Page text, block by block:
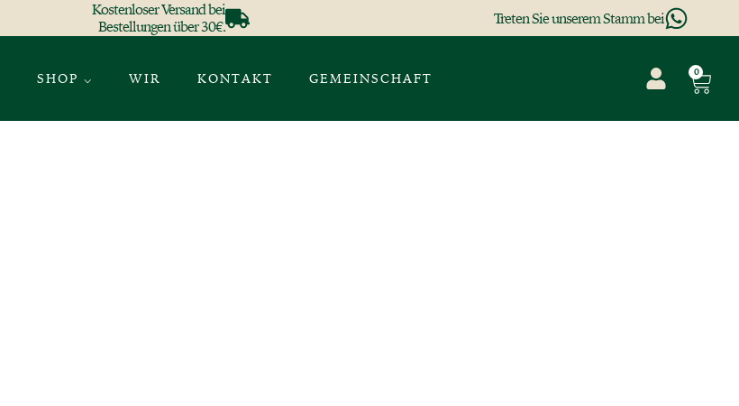
Kostenloser Versand bei
Bestellungen über 30€.
Treten Sie unserem Stamm bei
SHOP ⌵ WIR KONTAKT GEMEINSCHAFT 0